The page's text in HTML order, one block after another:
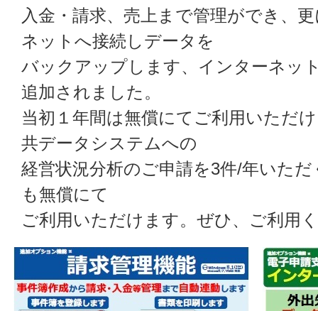
入金・請求、売上まで管理ができ、
ネットへ接続しデータを
バックアップします、インターネッ
追加されました。
当初１年間は無償にてご利用いただ
共データシステムへの
経営状況分析のご申請を3件/年いた
も無償にて
ご利用いただけます。ぜひ、ご利用